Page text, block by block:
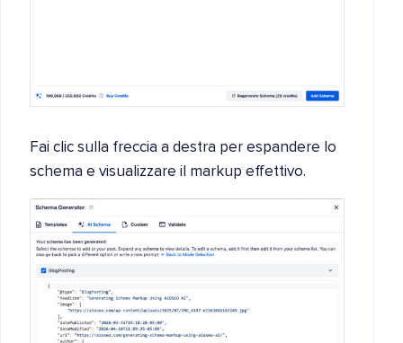
Fai clic sulla freccia a destra per espandere lo
schema e visualizzare il markup effettivo.